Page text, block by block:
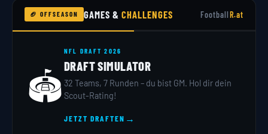
🏈 OFFSEASON GAMES &CHALLENGES FootballR.at
🏟️
NFL DRAFT 2026
DRAFT SIMULATOR
32 Teams, 7 Runden – du bist GM. Hol dir dein
Scout-Rating!
JETZT DRAFTEN →